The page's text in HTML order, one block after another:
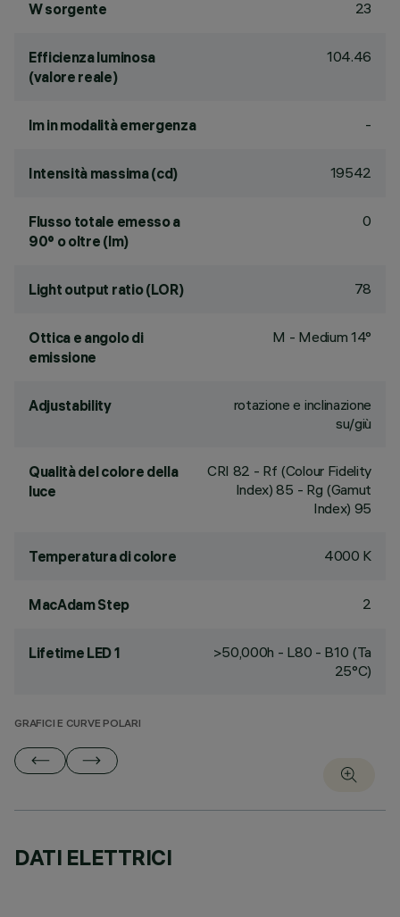
W sorgente 23
Efficienza luminosa
(valore reale)
104.46
lm in modalità emergenza -
Intensità massima (cd) 19542
Flusso totale emesso a
90° o oltre (lm)
0
Light output ratio (LOR) 78
Ottica e angolo di
emissione
M - Medium 14°
Adjustability
rotazione e inclinazione
su/giù
Qualità del colore della
luce
CRI 82 - Rf (Colour Fidelity
Index) 85 - Rg (Gamut
Index) 95
Temperatura di colore 4000 K
MacAdam Step 2
Lifetime LED 1
>50,000h - L80 - B10 (Ta
25°C)
GRAFICI E CURVE POLARI
DATI ELETTRICI